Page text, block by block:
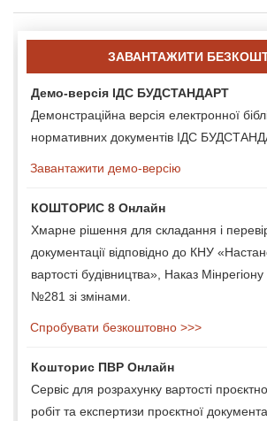
ЗАВАНТАЖИТИ
Демо-версія ІДС БУДСТАНДАРТ
Демонстраційна версія електронної
нормативних документів ІДС
Завантажити демо-версію
КОШТОРИС 8 Онлайн
Хмарне рішення для складання і
документації відповідно до КНУ
вартості будівництва», Наказ
№281 зі змінами.
Спробувати безкоштовно >>>
Кошторис ПВР Онлайн
Сервіс для розрахунку вартості
робіт та експертизи проєктної